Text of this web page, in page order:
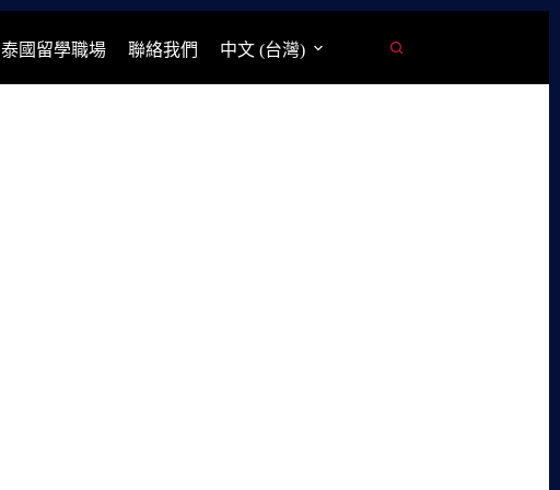
泰國留學職場 聯絡我們 中文 (台灣)